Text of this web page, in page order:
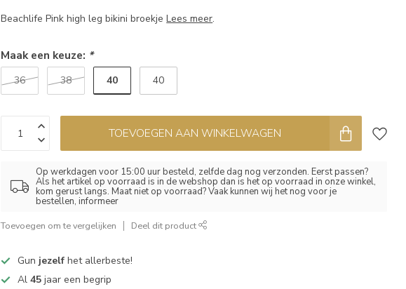
Beachlife Pink high leg bikini broekjeLees meer.
Maak een keuze: *
36 38 40 40
TOEVOEGEN AAN WINKELWAGEN
Op werkdagen voor 15:00 uur besteld, zelfde dag nog verzonden. Eerst passen?
Als het artikel op voorraad is in de webshop dan is het op voorraad in onze winkel,
kom gerust langs. Maat niet op voorraad? Vaak kunnen wij het nog voor je
bestellen, informeer
Toevoegen om te vergelijken Deel dit product
Gun jezelf het allerbeste!
Al45 jaar een begrip